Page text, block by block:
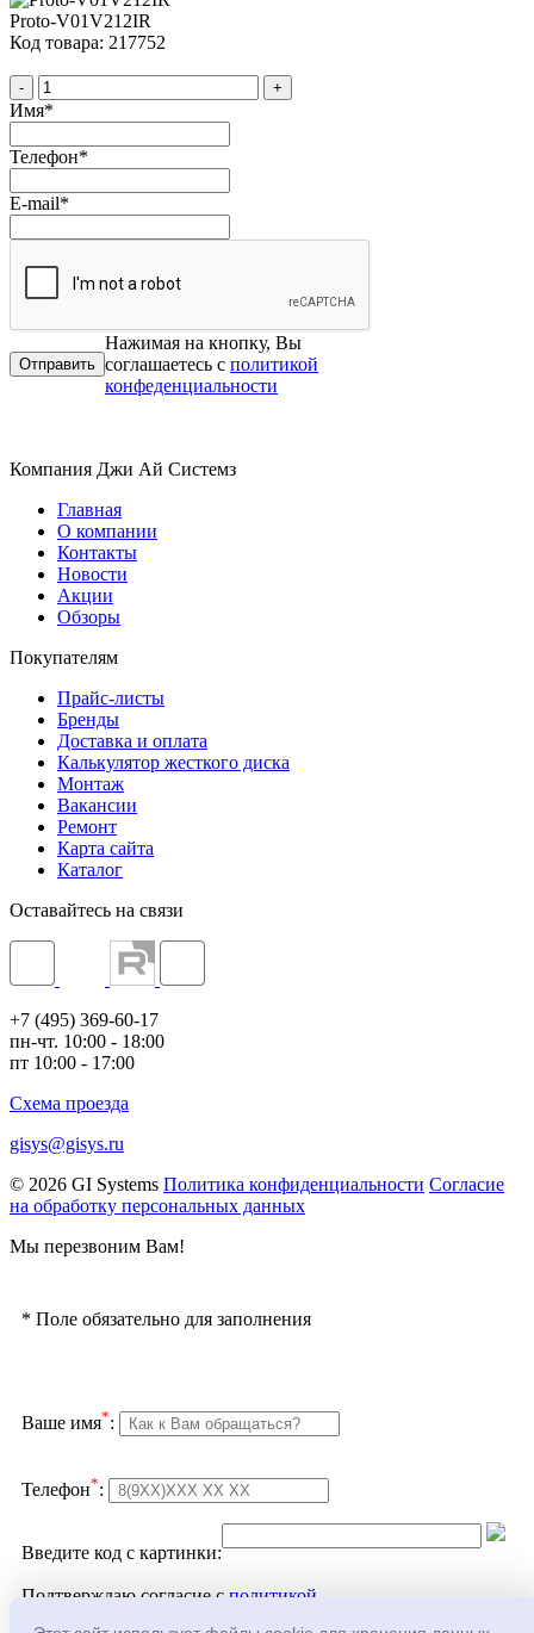
Proto-V01V212IR
Код товара: 217752
- +
Имя*
Телефон*
E-mail*
Нажимая на кнопку, Вы
соглашаетесь с политикой
конфеденциальности
Компания Джи Ай Системз
Главная
О компании
Контакты
Новости
Акции
Обзоры
Покупателям
Прайс-листы
Бренды
Доставка и оплата
Калькулятор жесткого диска
Монтаж
Вакансии
Ремонт
Карта сайта
Каталог
Оставайтесь на связи
+7 (495) 369-60-17
пн-чт. 10:00 - 18:00
пт 10:00 - 17:00
Схема проезда
gisys@gisys.ru
© 2026 GI Systems Политика конфиденциальности Согласие
на обработку персональных данных
Мы перезвоним Вам!
* Поле обязательно для заполнения
Ваше имя*:
Телефон*:
Введите код с картинки:
Подтверждаю согласие с политикой